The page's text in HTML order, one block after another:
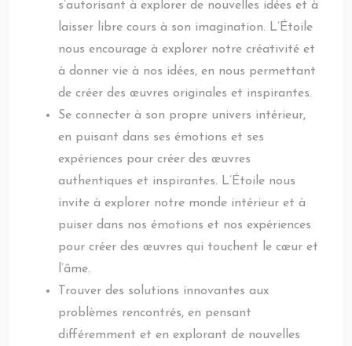
s’autorisant à explorer de nouvelles idées et à
laisser libre cours à son imagination. L’Étoile
nous encourage à explorer notre créativité et
à donner vie à nos idées, en nous permettant
de créer des œuvres originales et inspirantes.
Se connecter à son propre univers intérieur,
en puisant dans ses émotions et ses
expériences pour créer des œuvres
authentiques et inspirantes. L’Étoile nous
invite à explorer notre monde intérieur et à
puiser dans nos émotions et nos expériences
pour créer des œuvres qui touchent le cœur et
l’âme.
Trouver des solutions innovantes aux
problèmes rencontrés, en pensant
différemment et en explorant de nouvelles